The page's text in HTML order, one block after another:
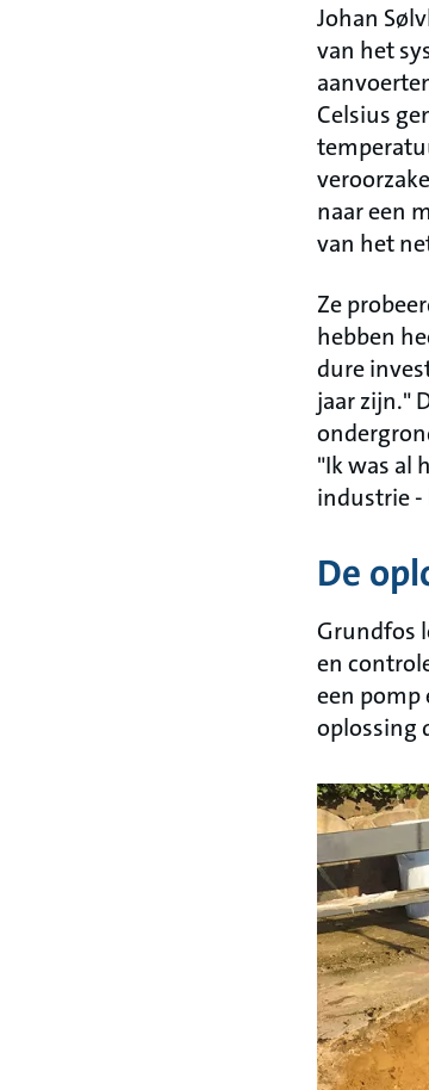
Johan
van het
Celsius
naar een
van het
Ze
hebben
dure
jaar zijn."
"Ik was al
industrie -
De
Grundfos
en
een pomp
oplossing